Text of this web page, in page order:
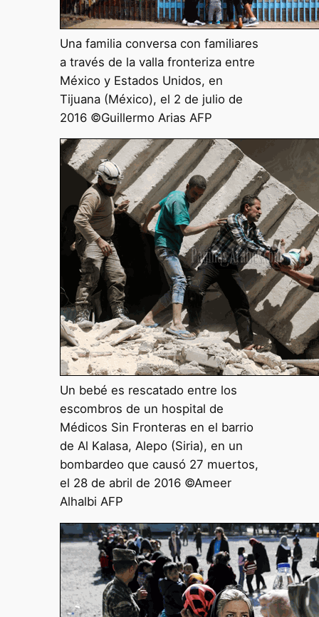
Una familia conversa con familiares
a través de la valla fronteriza entre
México y Estados Unidos, en
Tijuana (México), el 2 de julio de
2016 ©Guillermo Arias AFP
Un bebé es rescatado entre los
escombros de un hospital de
Médicos Sin Fronteras en el barrio
de Al Kalasa, Alepo (Siria), en un
bombardeo que causó 27 muertos,
el 28 de abril de 2016 ©Ameer
Alhalbi AFP